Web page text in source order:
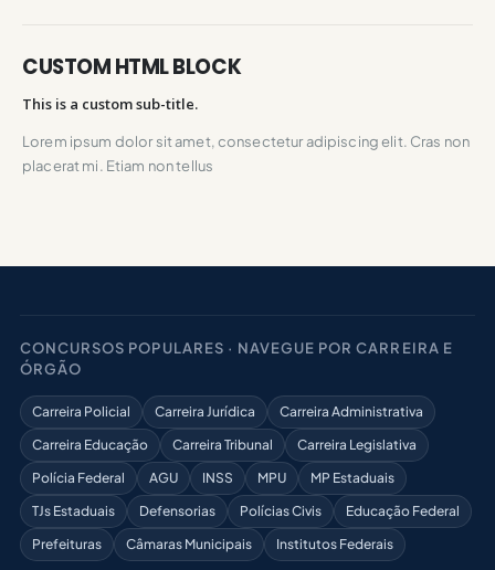
CUSTOM HTML BLOCK
This is a custom sub-title.
Lorem ipsum dolor sit amet, consectetur adipiscing elit. Cras non
placerat mi. Etiam non tellus
CONCURSOS POPULARES · NAVEGUE POR CARREIRA E
ÓRGÃO
Carreira Policial Carreira Jurídica
Carreira Administrativa
Carreira Educação
Carreira Tribunal
Carreira Legislativa
Polícia Federal
AGU INSS MPU
MP Estaduais
TJs Estaduais
Defensorias Polícias Civis
Educação Federal
Prefeituras
Câmaras Municipais Institutos Federais